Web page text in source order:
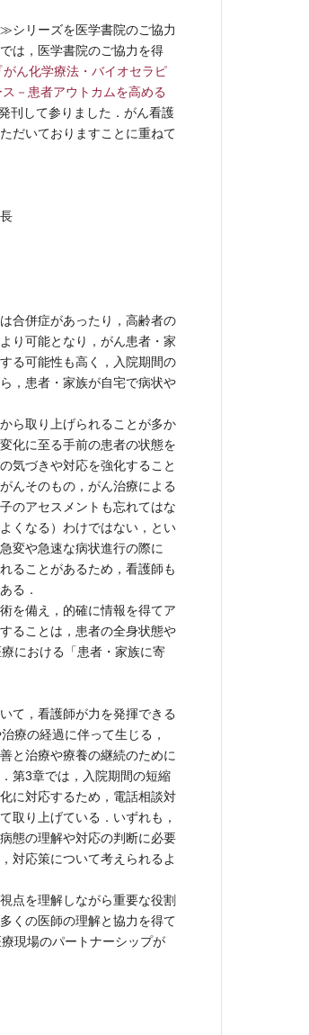
リーズを医学書院のご協力
は，医学書院のご協力を得
がん化学療法・バイオセラピ
ス－患者アウトカムを高める
刊して参りました．がん看護
だいておりますことに重ねて
合併症があったり，高齢者の
り可能となり，がん患者・家
る可能性も高く，入院期間の
，患者・家族が自宅で病状や
ら取り上げられることが多か
化に至る手前の患者の状態を
気づきや対応を強化すること
んそのもの，がん治療による
のアセスメントも忘れてはな
くなる）わけではない，とい
変や急速な病状進行の際に
ることがあるため，看護師も
る．
を備え，的確に情報を得てア
ることは，患者の全身状態や
における「患者・家族に寄
て，看護師が力を発揮できる
療の経過に伴って生じる，
と治療や療養の継続のために
第3章では，入院期間の短縮
に対応するため，電話相談対
取り上げている．いずれも，
態の理解や対応の判断に必要
対応策について考えられるよ
点を理解しながら重要な役割
くの医師の理解と協力を得て
現場のパートナーシップが